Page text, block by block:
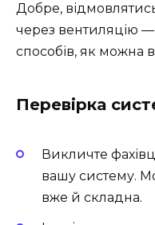
Добре,
через вентиляцію —
способів, як можна
Перевірка
Викличте
вашу систему.
вже й складна.